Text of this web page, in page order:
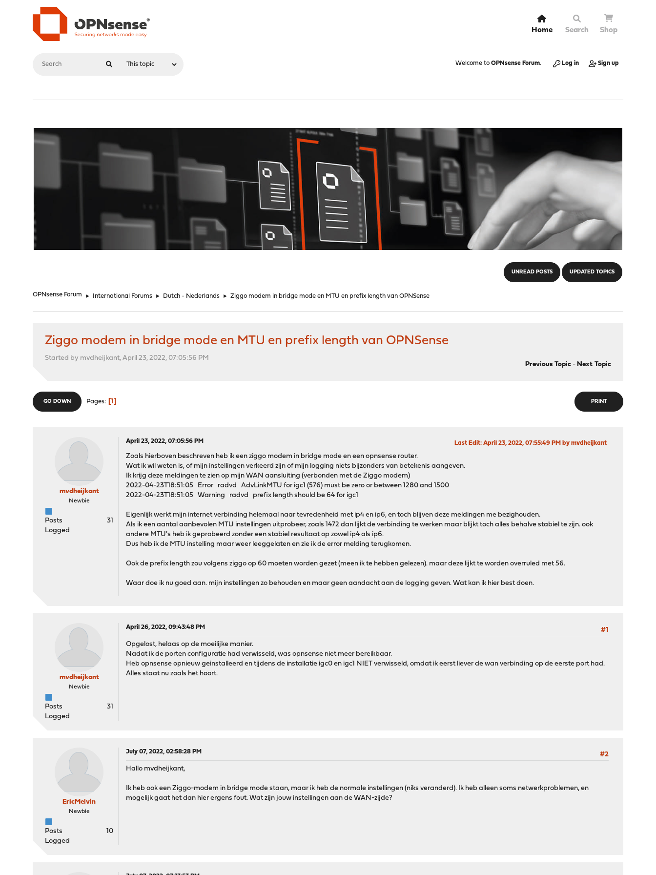
Home Search Shop
Welcome to OPNsense Forum. Log in Sign up
UNREAD POSTS UPDATED TOPICS
OPNsense Forum ► International Forums ► Dutch - Nederlands ► Ziggo modem in bridge mode en MTU en prefix length van OPNSense
Ziggo modem in bridge mode en MTU en prefix length van OPNSense
Started by mvdheijkant, April 23, 2022, 07:05:56 PM
Previous Topic- Next Topic
PRINT
GO DOWN Pages 1
mvdheijkant
Newbie
Posts
31
Logged
April 23, 2022, 07:05:56 PM Last Edit: April 23, 2022, 07:55:49 PM by mvdheijkant
Zoals hierboven beschreven heb ik een ziggo modem in bridge mode en een opnsense router.
Wat ik wil weten is, of mijn instellingen verkeerd zijn of mijn logging niets bijzonders van betekenis aangeven.
Ik krijg deze meldingen te zien op mijn WAN aansluiting (verbonden met de Ziggo modem)
2022-04-23T18:51:05 Error radvd AdvLinkMTU for igc1 (576) must be zero or between 1280 and 1500
2022-04-23T18:51:05 Warning radvd prefix length should be 64 for igc1
Eigenlijk werkt mijn internet verbinding helemaal naar tevredenheid met ip4 en ip6, en toch blijven deze meldingen me bezighouden.
Als ik een aantal aanbevolen MTU instellingen uitprobeer, zoals 1472 dan lijkt de verbinding te werken maar blijkt toch alles behalve stabiel te zijn. ook
andere MTU's heb ik geprobeerd zonder een stabiel resultaat op zowel ip4 als ip6.
Dus heb ik de MTU instelling maar weer leeggelaten en zie ik de error melding terugkomen.
Ook de prefix length zou volgens ziggo op 60 moeten worden gezet (meen ik te hebben gelezen). maar deze lijkt te worden overruled met 56.
Waar doe ik nu goed aan. mijn instellingen zo behouden en maar geen aandacht aan de logging geven. Wat kan ik hier best doen.
mvdheijkant
Newbie
Posts
31
Logged
April 26, 2022, 09:43:48 PM
#1
Opgelost, helaas op de moeilijke manier.
Nadat ik de porten configuratie had verwisseld, was opnsense niet meer bereikbaar.
Heb opnsense opnieuw geinstalleerd en tijdens de installatie igc0 en igc1 NIET verwisseld, omdat ik eerst liever de wan verbinding op de eerste port had.
Alles staat nu zoals het hoort.
EricMelvin
Newbie
Posts
10
Logged
July 07, 2022, 02:58:28 PM
#2
Hallo mvdheijkant,
Ik heb ook een Ziggo-modem in bridge mode staan, maar ik heb de normale instellingen (niks veranderd). Ik heb alleen soms netwerkproblemen, en
mogelijk gaat het dan hier ergens fout. Wat zijn jouw instellingen aan de WAN-zijde?